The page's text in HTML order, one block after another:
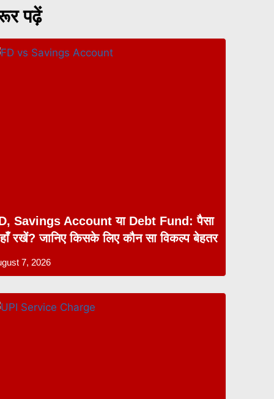
पढ़ें
Savings Account या Debt Fund: पैसा
रखें? जानिए किसके लिए कौन सा विकल्प बेहतर
7, 2026